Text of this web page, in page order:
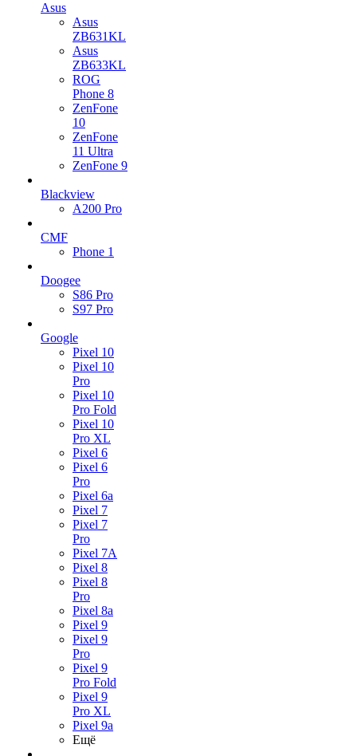
Asus
Asus
ZB631KL
Asus
ZB633KL
ROG
Phone 8
ZenFone
10
ZenFone
11 Ultra
ZenFone 9
Blackview
A200 Pro
CMF
Phone 1
Doogee
S86 Pro
S97 Pro
Google
Pixel 10
Pixel 10
Pro
Pixel 10
Pro Fold
Pixel 10
Pro XL
Pixel 6
Pixel 6
Pro
Pixel 6a
Pixel 7
Pixel 7
Pro
Pixel 7A
Pixel 8
Pixel 8
Pro
Pixel 8a
Pixel 9
Pixel 9
Pro
Pixel 9
Pro Fold
Pixel 9
Pro XL
Pixel 9a
Ещё